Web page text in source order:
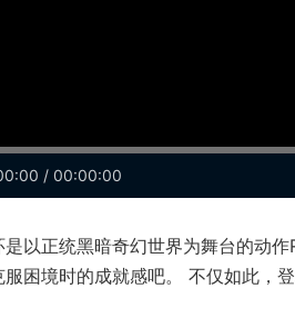
/ 00:00:00
以正统黑暗奇幻世界为舞台的动
困境时的成就感吧。 不仅如此，